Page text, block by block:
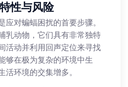
性与风险
应对蝙蝠困扰的首要步骤。
乳动物，它们具有非常独特
活动并利用回声定位来寻找
够在极为复杂的环境中生
活环境的交集增多。